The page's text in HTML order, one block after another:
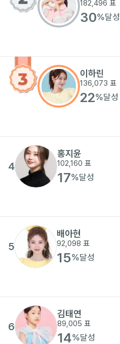
182,496 표
30%달성
이하린
136,073 표
22%달성
4
홍지윤
102,160 표
17%달성
5
배아현
92,098 표
15%달성
6
김태연
89,005 표
14%달성